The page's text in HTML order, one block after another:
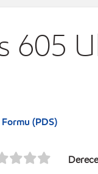
605
(PDS)